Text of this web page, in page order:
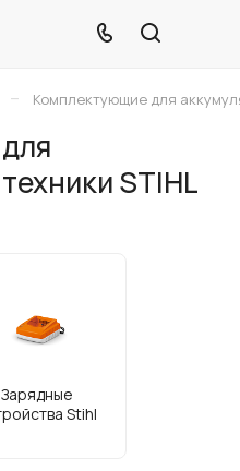
– Комплектующие для
STIHL
Зарядные
Stihl